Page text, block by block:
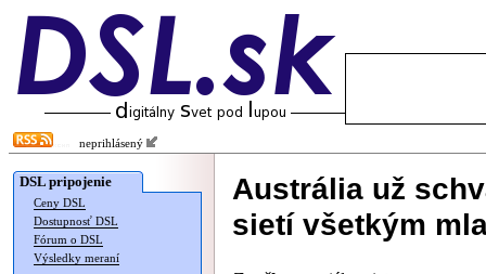
neprihlásený
DSL pripojenie
Ceny DSL
Dostupnosť DSL
Fórum o DSL
Výsledky meraní
Austrália už
sietí všetkým